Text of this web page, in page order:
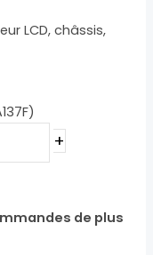
LCD, châssis,
+
de plus